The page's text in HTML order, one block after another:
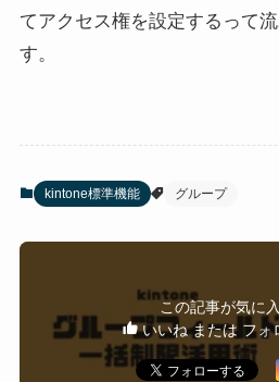
てアクセス権を設定するって
す。
kintone標準機能 グループ
この記事が気に
いいね または フォ